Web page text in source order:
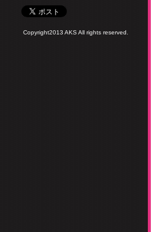
Copyright2013 AKS All rights reserved.